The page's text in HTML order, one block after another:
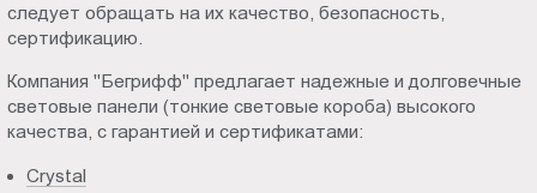
следует обращать на их качество, безопасность,
сертификацию.
Компания "Бегрифф" предлагает надежные и долговечные
световые панели (тонкие световые короба) высокого
качества, с гарантией и сертификатами:
Crystal